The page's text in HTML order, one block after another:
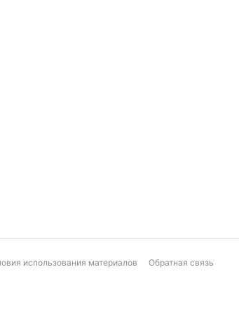
использования материалов Обратная связь